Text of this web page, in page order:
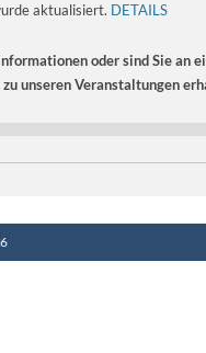
aktualisiert. DETAILS
oder sind Sie an
unseren Veranstaltungen